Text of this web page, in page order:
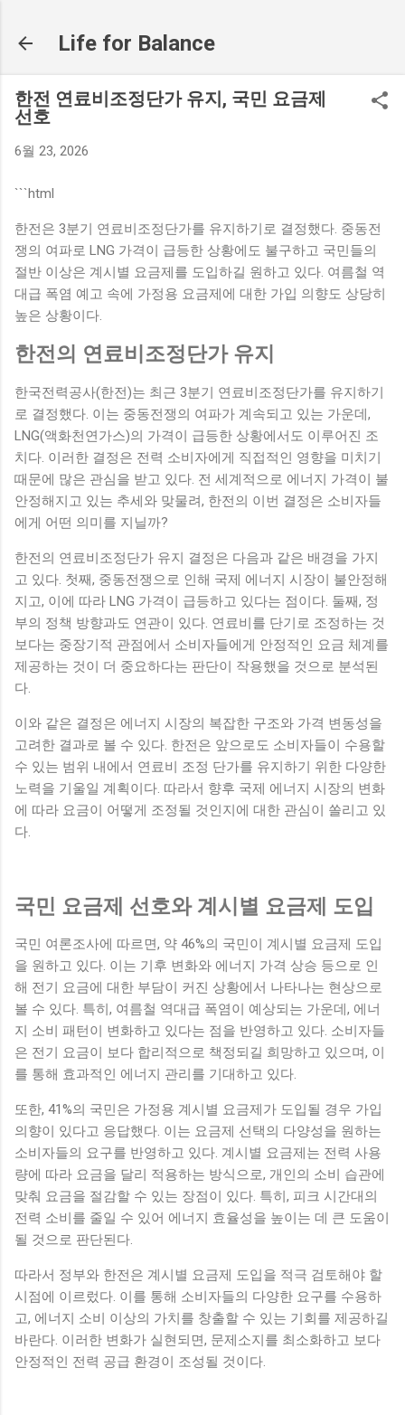
Life for Balance
한전 연료비조정단가 유지, 국민 요금제
선호
6월 23, 2026
```html
한전은 3분기 연료비조정단가를 유지하기로 결정했다. 중동전
쟁의 여파로 LNG 가격이 급등한 상황에도 불구하고 국민들의
절반 이상은 계시별 요금제를 도입하길 원하고 있다. 여름철 역
대급 폭염 예고 속에 가정용 요금제에 대한 가입 의향도 상당히
높은 상황이다.
한전의 연료비조정단가 유지
한국전력공사(한전)는 최근 3분기 연료비조정단가를 유지하기
로 결정했다. 이는 중동전쟁의 여파가 계속되고 있는 가운데,
LNG(액화천연가스)의 가격이 급등한 상황에서도 이루어진 조
치다. 이러한 결정은 전력 소비자에게 직접적인 영향을 미치기
때문에 많은 관심을 받고 있다. 전 세계적으로 에너지 가격이 불
안정해지고 있는 추세와 맞물려, 한전의 이번 결정은 소비자들
에게 어떤 의미를 지닐까?
한전의 연료비조정단가 유지 결정은 다음과 같은 배경을 가지
고 있다. 첫째, 중동전쟁으로 인해 국제 에너지 시장이 불안정해
지고, 이에 따라 LNG 가격이 급등하고 있다는 점이다. 둘째, 정
부의 정책 방향과도 연관이 있다. 연료비를 단기로 조정하는 것
보다는 중장기적 관점에서 소비자들에게 안정적인 요금 체계를
제공하는 것이 더 중요하다는 판단이 작용했을 것으로 분석된
다.
이와 같은 결정은 에너지 시장의 복잡한 구조와 가격 변동성을
고려한 결과로 볼 수 있다. 한전은 앞으로도 소비자들이 수용할
수 있는 범위 내에서 연료비 조정 단가를 유지하기 위한 다양한
노력을 기울일 계획이다. 따라서 향후 국제 에너지 시장의 변화
에 따라 요금이 어떻게 조정될 것인지에 대한 관심이 쏠리고 있
다.
국민 요금제 선호와 계시별 요금제 도입
국민 여론조사에 따르면, 약 46%의 국민이 계시별 요금제 도입
을 원하고 있다. 이는 기후 변화와 에너지 가격 상승 등으로 인
해 전기 요금에 대한 부담이 커진 상황에서 나타나는 현상으로
볼 수 있다. 특히, 여름철 역대급 폭염이 예상되는 가운데, 에너
지 소비 패턴이 변화하고 있다는 점을 반영하고 있다. 소비자들
은 전기 요금이 보다 합리적으로 책정되길 희망하고 있으며, 이
를 통해 효과적인 에너지 관리를 기대하고 있다.
또한, 41%의 국민은 가정용 계시별 요금제가 도입될 경우 가입
의향이 있다고 응답했다. 이는 요금제 선택의 다양성을 원하는
소비자들의 요구를 반영하고 있다. 계시별 요금제는 전력 사용
량에 따라 요금을 달리 적용하는 방식으로, 개인의 소비 습관에
맞춰 요금을 절감할 수 있는 장점이 있다. 특히, 피크 시간대의
전력 소비를 줄일 수 있어 에너지 효율성을 높이는 데 큰 도움이
될 것으로 판단된다.
따라서 정부와 한전은 계시별 요금제 도입을 적극 검토해야 할
시점에 이르렀다. 이를 통해 소비자들의 다양한 요구를 수용하
고, 에너지 소비 이상의 가치를 창출할 수 있는 기회를 제공하길
바란다. 이러한 변화가 실현되면, 문제소지를 최소화하고 보다
안정적인 전력 공급 환경이 조성될 것이다.